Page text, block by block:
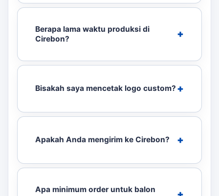
Berapa lama waktu produksi di
Cirebon?
Bisakah saya mencetak logo custom?
Apakah Anda mengirim ke Cirebon?
Apa minimum order untuk balon